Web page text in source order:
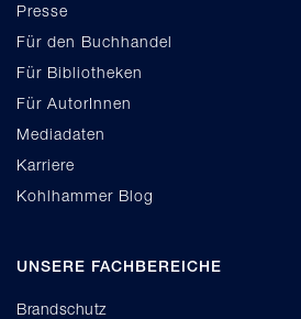
Presse
Für den Buchhandel
Für Bibliotheken
Für AutorInnen
Mediadaten
Karriere
Kohlhammer Blog
UNSERE FACHBEREICHE
Brandschutz